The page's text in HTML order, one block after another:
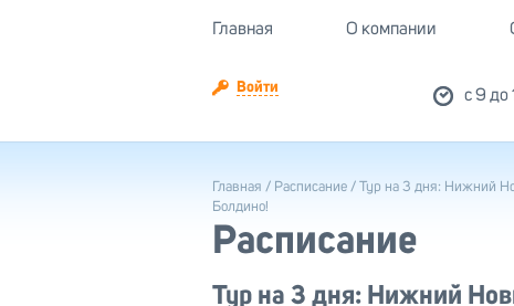
Главная О компании
c 9 до
Войти
Главная / Расписание / Тур на 3 дня: Нижний
Болдино!
Расписание
Тур на 3 дня: Нижний